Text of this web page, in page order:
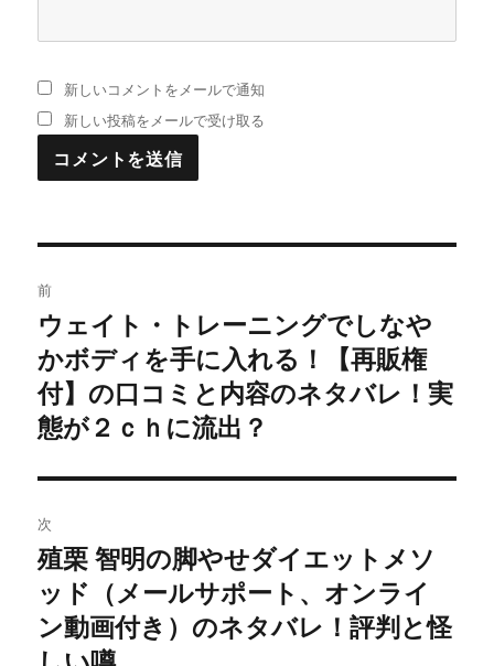
新しいコメントをメールで通知
新しい投稿をメールで受け取る
稿
ナ
ビ
シ
ョ
ン
前
過
去
の
投
稿:
ウェイト・トレーニングでしなや
かボディを手に入れる！【再販権
付】の口コミと内容のネタバレ！実
態が２ｃｈに流出？
次
次
の
投
稿:
殖栗 智明の脚やせダイエットメソ
ッド（メールサポート、オンライ
ン動画付き）のネタバレ！評判と怪